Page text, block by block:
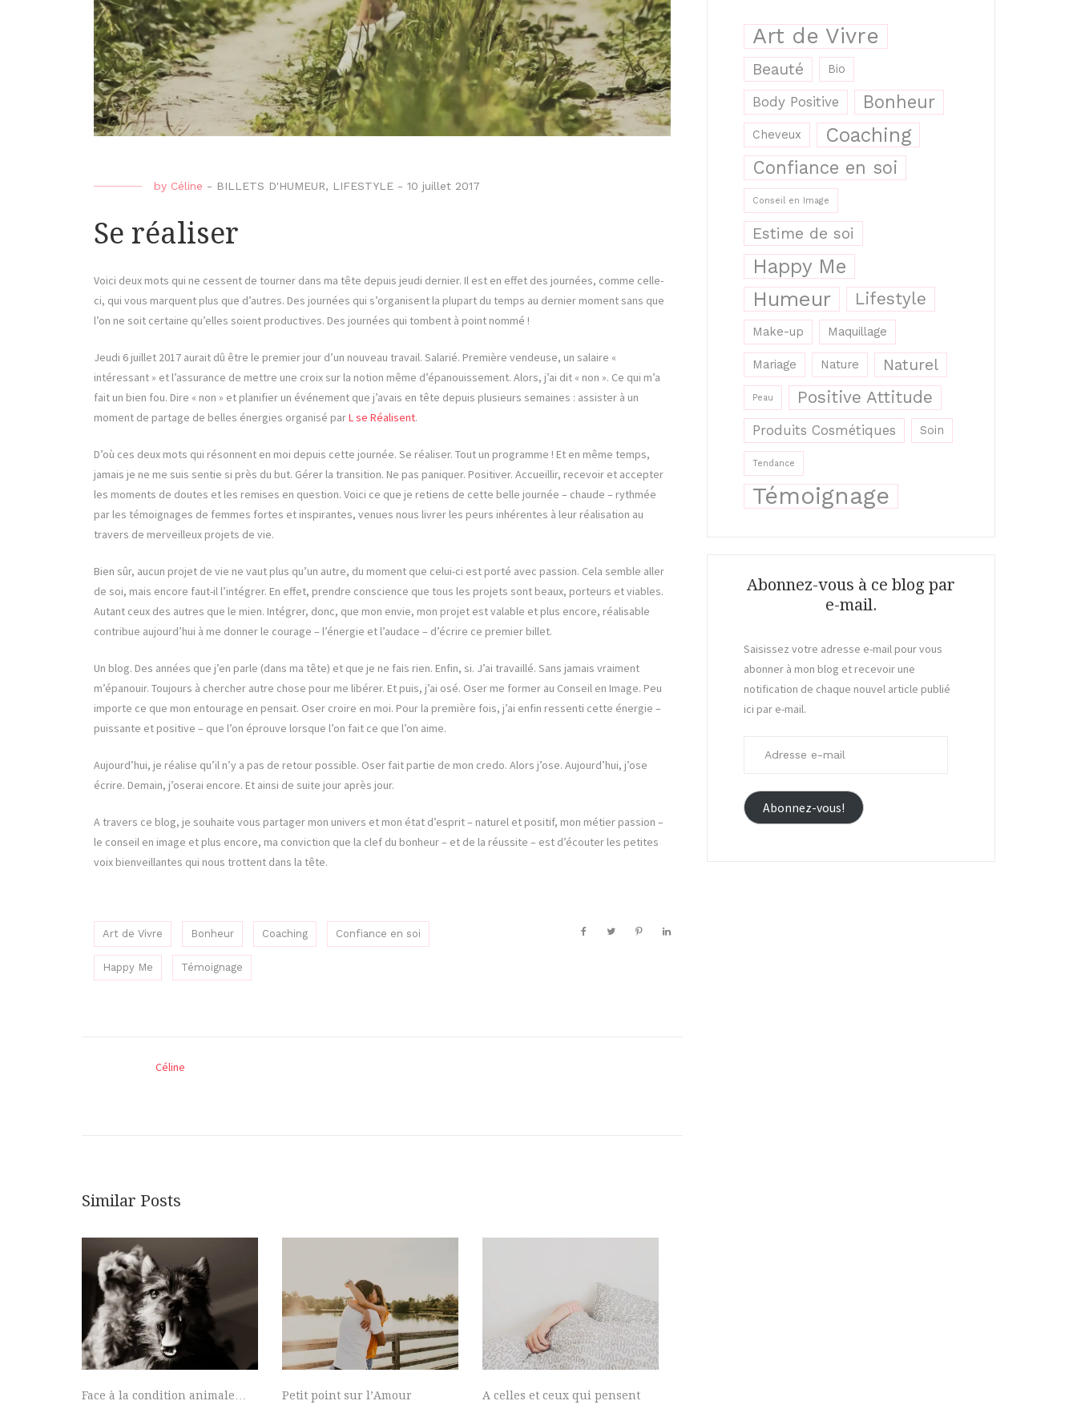
by Céline - BILLETS D'HUMEUR, LIFESTYLE - 10 juillet 2017
Se réaliser
Voici deux mots qui ne cessent de tourner dans ma tête depuis jeudi dernier. Il est en effet des journées, comme celle-
ci, qui vous marquent plus que d’autres. Des journées qui s’organisent la plupart du temps au dernier moment sans que
l’on ne soit certaine qu’elles soient productives. Des journées qui tombent à point nommé !
Jeudi 6 juillet 2017 aurait dû être le premier jour d’un nouveau travail. Salarié. Première vendeuse, un salaire «
intéressant » et l’assurance de mettre une croix sur la notion même d’épanouissement. Alors, j’ai dit « non ». Ce qui m’a
fait un bien fou. Dire « non » et planifier un événement que j’avais en tête depuis plusieurs semaines : assister à un
moment de partage de belles énergies organisé parL se Réalisent.
D’où ces deux mots qui résonnent en moi depuis cette journée. Se réaliser. Tout un programme ! Et en même temps,
jamais je ne me suis sentie si près du but. Gérer la transition. Ne pas paniquer. Positiver. Accueillir, recevoir et accepter
les moments de doutes et les remises en question. Voici ce que je retiens de cette belle journée – chaude – rythmée
par les témoignages de femmes fortes et inspirantes, venues nous livrer les peurs inhérentes à leur réalisation au
travers de merveilleux projets de vie.
Bien sûr, aucun projet de vie ne vaut plus qu’un autre, du moment que celui-ci est porté avec passion. Cela semble aller
de soi, mais encore faut-il l’intégrer. En effet, prendre conscience que tous les projets sont beaux, porteurs et viables.
Autant ceux des autres que le mien. Intégrer, donc, que mon envie, mon projet est valable et plus encore, réalisable
contribue aujourd’hui à me donner le courage – l’énergie et l’audace – d’écrire ce premier billet.
Un blog. Des années que j’en parle (dans ma tête) et que je ne fais rien. Enfin, si. J’ai travaillé. Sans jamais vraiment
m’épanouir. Toujours à chercher autre chose pour me libérer. Et puis, j’ai osé. Oser me former au Conseil en Image. Peu
importe ce que mon entourage en pensait. Oser croire en moi. Pour la première fois, j’ai enfin ressenti cette énergie –
puissante et positive – que l’on éprouve lorsque l’on fait ce que l’on aime.
Aujourd’hui, je réalise qu’il n’y a pas de retour possible. Oser fait partie de mon credo. Alors j’ose. Aujourd’hui, j’ose
écrire. Demain, j’oserai encore. Et ainsi de suite jour après jour.
A travers ce blog, je souhaite vous partager mon univers et mon état d’esprit – naturel et positif, mon métier passion –
le conseil en image et plus encore, ma conviction que la clef du bonheur – et de la réussite – est d’écouter les petites
voix bienveillantes qui nous trottent dans la tête.
Art de Vivre Bonheur Coaching Confiance en soi
Happy Me Témoignage
Céline
Similar Posts
Face à la condition animale… Petit point sur l’Amour A celles et ceux qui pensent
Art de Vivre
Beauté Bio
Body Positive Bonheur
Cheveux Coaching
Confiance en soi
Conseil en Image
Estime de soi
Happy Me
Humeur Lifestyle
Make-up Maquillage
Mariage Nature Naturel
Peau Positive Attitude
Produits Cosmétiques Soin
Tendance
Témoignage
Abonnez-vous à ce blog par
e-mail.
Saisissez votre adresse e-mail pour vous
abonner à mon blog et recevoir une
notification de chaque nouvel article publié
ici par e-mail.
Abonnez-vous!